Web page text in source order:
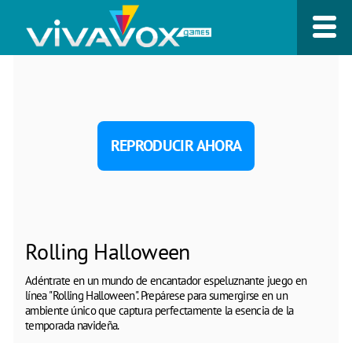
REPRODUCIR AHORA
Rolling Halloween
Adéntrate en un mundo de encantador espeluznante juego en
línea "Rolling Halloween". Prepárese para sumergirse en un
ambiente único que captura perfectamente la esencia de la
temporada navideña.